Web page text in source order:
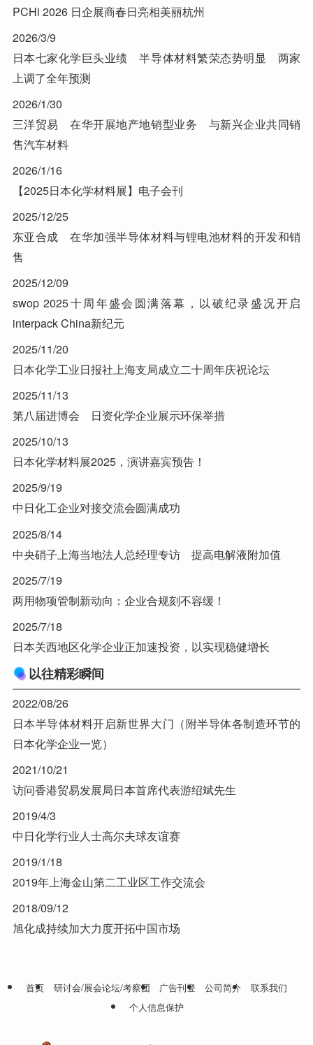
PCHi 2026 日企展商春日亮相美丽杭州
2026/3/9
日本七家化学巨头业绩 半导体材料繁荣态势明显 两家
上调了全年预测
2026/1/30
三洋贸易 在华开展地产地销型业务 与新兴企业共同销
售汽车材料
2026/1/16
【2025日本化学材料展】电子会刊
2025/12/25
东亚合成 在华加强半导体材料与锂电池材料的开发和销
售
2025/12/09
swop 2025十周年盛会圆满落幕，以破纪录盛况开启
interpack China新纪元
2025/11/20
日本化学工业日报社上海支局成立二十周年庆祝论坛
2025/11/13
第八届进博会 日资化学企业展示环保举措
2025/10/13
日本化学材料展2025，演讲嘉宾预告！
2025/9/19
中日化工企业对接交流会圆满成功
2025/8/14
中央硝子上海当地法人总经理专访 提高电解液附加值
2025/7/19
两用物项管制新动向：企业合规刻不容缓！
2025/7/18
日本关西地区化学企业正加速投资，以实现稳健增长
以往精彩瞬间
2022/08/26
日本半导体材料开启新世界大门（附半导体各制造环节的
日本化学企业一览）
2021/10/21
访问香港贸易发展局日本首席代表游绍斌先生
2019/4/3
中日化学行业人士高尔夫球友谊赛
2019/1/18
2019年上海金山第二工业区工作交流会
2018/09/12
旭化成持续加大力度开拓中国市场
首页 研讨会/展会论坛/考察团 广告刊登 公司简介
联系我们
个人信息保护